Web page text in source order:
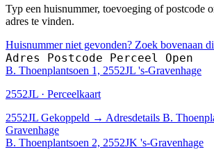
Typ een huisnummer, toevoeging of postcode
adres te vinden.
Huisnummer niet gevonden? Zoek bovenaan
Adres Postcode Perceel Open
B. Thoenplantsoen 1, 2552JL 's-Gravenhage
2552JL · Perceelkaart
2552JL Gekoppeld → Adresdetails B.
Gravenhage
B. Thoenplantsoen 2, 2552JK 's-Gravenhage